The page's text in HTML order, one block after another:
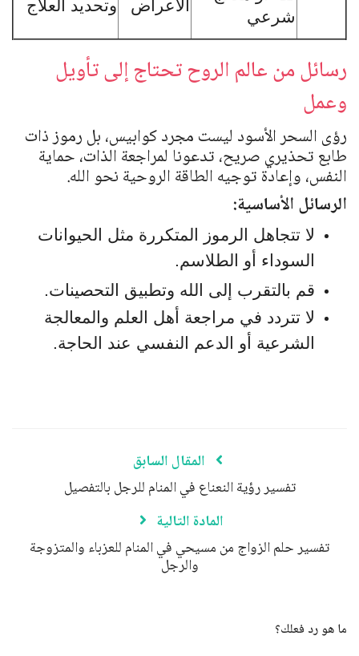
شرعي
الأعراض
وتحديد العلاج
رسائل من عالم الروح تحتاج إلى تأويل
وعمل
رؤى السحر الأسود ليست مجرد كوابيس، بل رموز ذات
طابع تحذيري صريح، تدعونا لمراجعة الذات، حماية
النفس، وإعادة توجيه الطاقة الروحية نحو الله.
الرسائل الأساسية:
لا تتجاهل الرموز المتكررة مثل الحيوانات
السوداء أو الطلاسم.
قم بالتقرب إلى الله وتطبيق التحصينات.
لا تتردد في مراجعة أهل العلم والمعالجة
الشرعية أو الدعم النفسي عند الحاجة.
المقال السابق
تفسير رؤية النعناع في المنام للرجل بالتفصيل
المادة التالية
تفسير حلم الزواج من مسيحي في المنام للعزباء والمتزوجة
والرجل
ما هو رد فعلك؟